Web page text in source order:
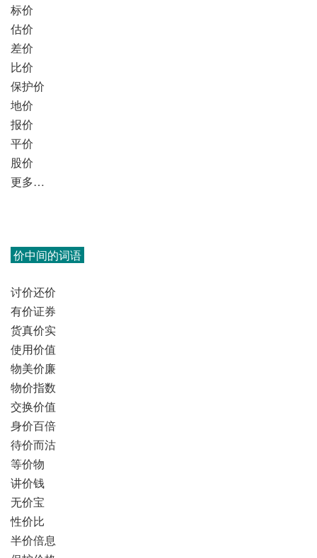
标价
估价
差价
比价
保护价
地价
报价
平价
股价
更多…
价中间的词语
讨价还价
有价证券
货真价实
使用价值
物美价廉
物价指数
交换价值
身价百倍
待价而沽
等价物
讲价钱
无价宝
性价比
半价倍息